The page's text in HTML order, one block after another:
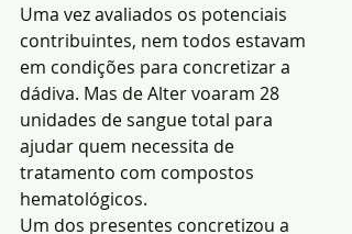
Uma vez avaliados os potenciais
contribuintes, nem todos estavam
em condições para concretizar a
dádiva. Mas de Alter voaram 28
unidades de sangue total para
ajudar quem necessita de
tratamento com compostos
hematológicos.
Um dos presentes concretizou a